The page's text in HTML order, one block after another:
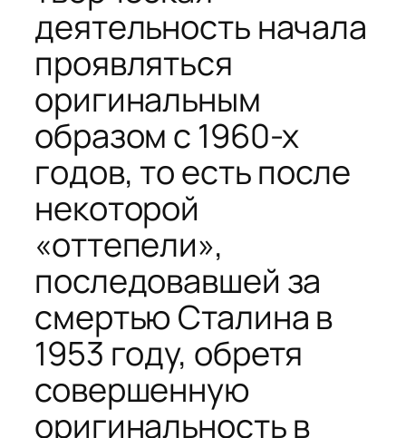
деятельность начала
проявляться
оригинальным
образом с 1960-х
годов, то есть после
некоторой
«оттепели»,
последовавшей за
смертью Сталина в
1953 году, обретя
совершенную
оригинальность в